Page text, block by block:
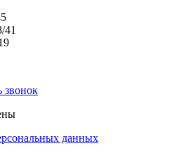
41
звонок
данных